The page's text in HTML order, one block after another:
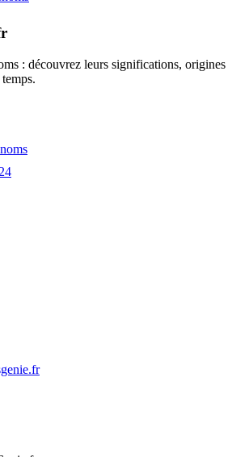
: découvrez leurs significations, origines